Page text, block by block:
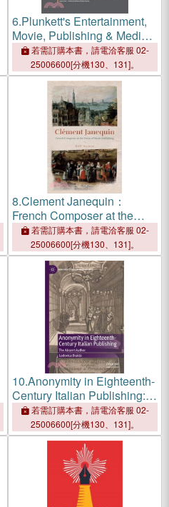
6.Plunkett's Entertainment,
Movie, Publishing & Media
Industry Almanac 2026:
Entertainment, Movie,
Publishing & Media Industry
Market Research, Statisti
若需訂購本書，請電洽客服 02-
25006600[分機130、131]。
8.Clement Janequin：
French Composer at the
Dawn of Music Publishing
若需訂購本書，請電洽客服 02-
25006600[分機130、131]。
10.Anonymity in Eighteenth-
Century Italian Publishing:
The Absent Author
若需訂購本書，請電洽客服 02-
25006600[分機130、131]。